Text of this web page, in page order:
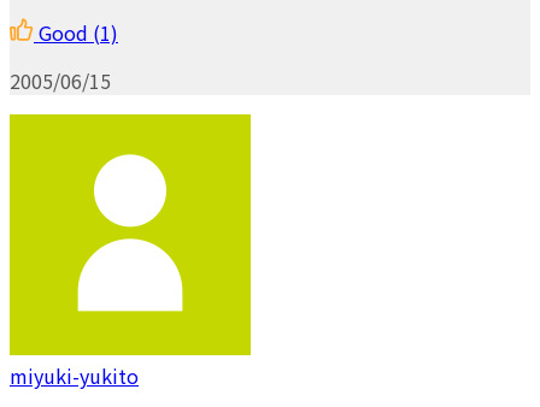
Good (1)
2005/06/15
miyuki-yukito